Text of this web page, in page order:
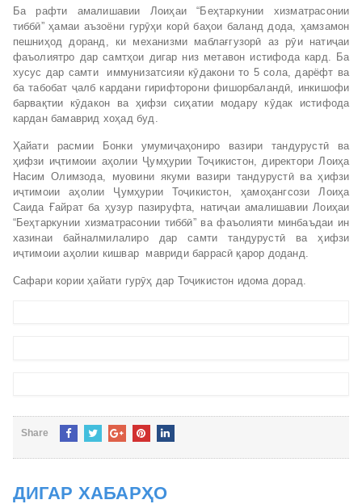
Ба рафти амалишавии Лоиҳаи “Беҳтаркунии хизматрасонии
тиббӣ” ҳамаи аъзоёни гурӯҳи корӣ баҳои баланд дода, ҳамзамон
пешниҳод доранд, ки механизми маблағгузорӣ аз рӯи натиҷаи
фаъолиятро дар самтҳои дигар низ метавон истифода кард. Ба
хусус дар самти иммунизатсияи кӯдакони то 5 сола, дарёфт ва
ба табобат ҷалб кардани гирифторони фишорбаландӣ, инкишофи
барвақтии кӯдакон ва ҳифзи сиҳатии модару кӯдак истифода
кардан бамаврид хоҳад буд.
Ҳайати расмии Бонки умумиҷаҳониро вазири тандурустӣ ва
ҳифзи иҷтимоии аҳолии Ҷумҳурии Тоҷикистон, директори Лоиҳа
Насим Олимзода, муовини якуми вазири тандурустӣ ва ҳифзи
иҷтимоии аҳолии Ҷумҳурии Тоҷикистон, ҳамоҳангсози Лоиҳа
Саида Ғайрат ба ҳузур пазируфта, натиҷаи амалишавии Лоиҳаи
“Беҳтаркунии хизматрасонии тиббӣ” ва фаъолияти минбаъдаи ин
хазинаи байналмилалиро дар самти тандурустӣ ва ҳифзи
иҷтимоии аҳолии кишвар мавриди баррасӣ қарор доданд.
Сафари кории ҳайати гурӯҳ дар Тоҷикистон идома дорад.
Share
ДИГАР ХАБАРҲО